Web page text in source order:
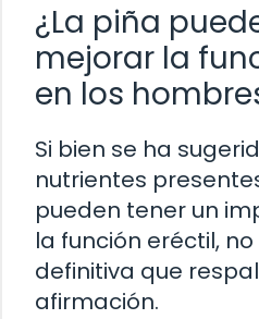
¿La piña
mejorar la
en los
Si bien se ha
nutrientes
pueden tener un
la función eréctil,
definitiva que
afirmación.